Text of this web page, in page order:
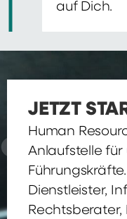
auf Dich.
JETZT
Human
Anlaufstelle für
Dienstleister,